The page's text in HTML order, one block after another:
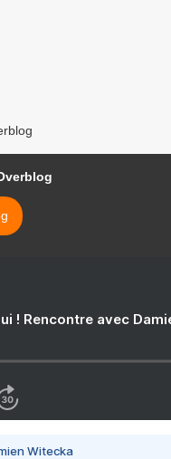
! Rencontre avec
Witecka